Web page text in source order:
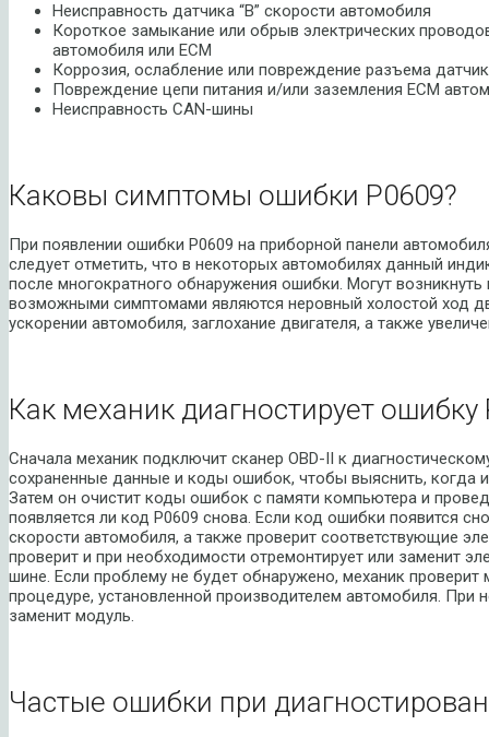
Неисправность датчика “B” скорости автомобиля
Короткое замыкание или обрыв электрических
автомобиля или ECM
Коррозия, ослабление или повреждение разъема
Повреждение цепи питания и/или заземления ECM
Неисправность CAN-шины
Каковы симптомы ошибки P0609?
При появлении ошибки P0609 на приборной панели
следует отметить, что в некоторых автомобилях данный
после многократного обнаружения ошибки. Могут
возможными симптомами являются неровный холостой ход
ускорении автомобиля, заглохание двигателя, а также
Как механик диагностирует ошибку
Сначала механик подключит сканер OBD-II к
сохраненные данные и коды ошибок, чтобы выяснить, когда
Затем он очистит коды ошибок с памяти компьютера и
появляется ли код P0609 снова. Если код ошибки появится
скорости автомобиля, а также проверит соответствующие
проверит и при необходимости отремонтирует или заменит
шине. Если проблему не будет обнаружено, механик проверит
процедуре, установленной производителем автомобиля. При
заменит модуль.
Частые ошибки при